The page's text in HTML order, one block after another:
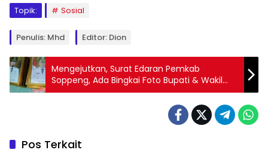
Topik:
Sosial
Penulis: Mhd Editor: Dion
Mengejutkan, Surat Edaran Pemkab
Soppeng, Ada Bingkai Foto Bupati & Wakil
Bupati beredar diperjualbelikan
Pos Terkait